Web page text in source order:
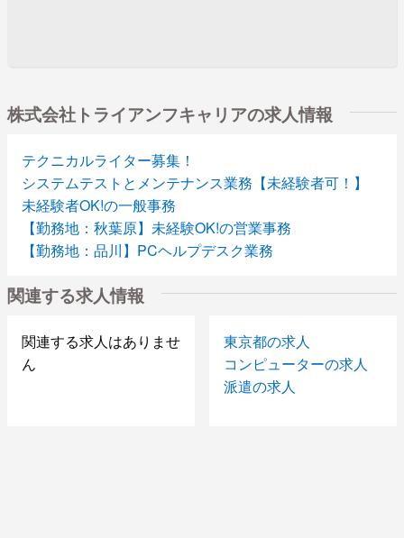
株式会社トライアンフキャリアの求人情報
テクニカルライター募集！
システムテストとメンテナンス業務【未経験者可！】
未経験者OK!の一般事務
【勤務地：秋葉原】未経験OK!の営業事務
【勤務地：品川】PCヘルプデスク業務
関連する求人情報
関連する求人はありませ
ん
東京都の求人
コンピューターの求人
派遣の求人